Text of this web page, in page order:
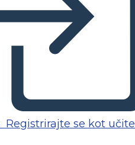
Registrirajte se kot